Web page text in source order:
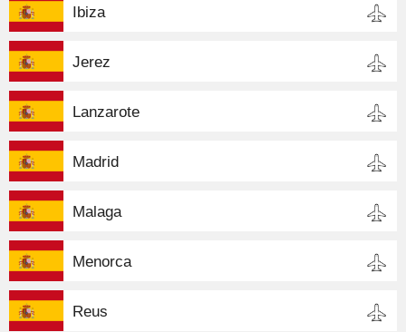
Ibiza
Jerez
Lanzarote
Madrid
Malaga
Menorca
Reus